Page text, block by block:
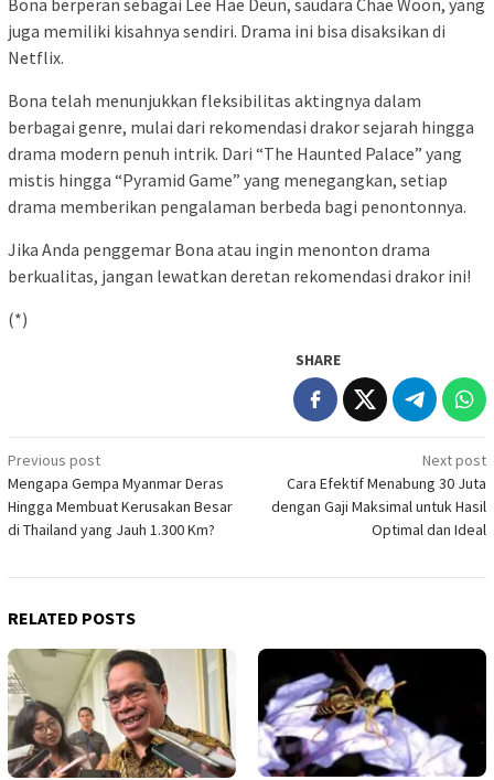
juga memiliki kisahnya sendiri. Drama ini bisa disaksikan di
Netflix.
Bona telah menunjukkan fleksibilitas aktingnya dalam
berbagai genre, mulai dari rekomendasi drakor sejarah hingga
drama modern penuh intrik. Dari “The Haunted Palace” yang
mistis hingga “Pyramid Game” yang menegangkan, setiap
drama memberikan pengalaman berbeda bagi penontonnya.
Jika Anda penggemar Bona atau ingin menonton drama
berkualitas, jangan lewatkan deretan rekomendasi drakor ini!
(*)
SHARE
Post
navigation
Previous post
Mengapa Gempa Myanmar Deras
Hingga Membuat Kerusakan Besar
di Thailand yang Jauh 1.300 Km?
Next post
Cara Efektif Menabung 30 Juta
dengan Gaji Maksimal untuk Hasil
Optimal dan Ideal
RELATED POSTS